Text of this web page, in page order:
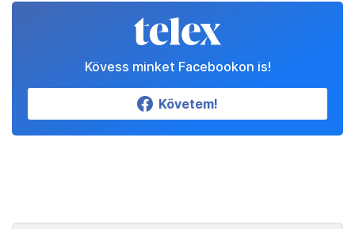
Kövess minket Facebookon is!
Követem!